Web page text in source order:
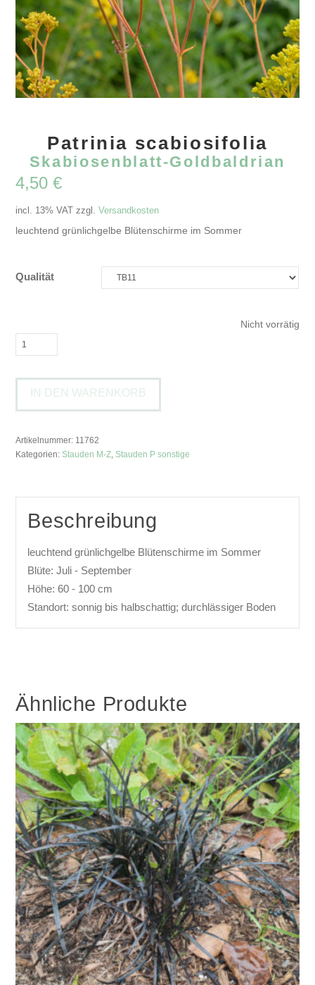
Patrinia scabiosifolia
Skabiosenblatt-Goldbaldrian
4,50€
incl. 13% VAT zzgl.Versandkosten
leuchtend grünlichgelbe Blütenschirme im Sommer
Qualität
Nicht vorrätig
Patrinia
Goldbaldrian
MengeIN DEN WARENKORB
Artikelnummer: 11762
Kategorien: Stauden M-Z Stauden P sonstige
Beschreibung
leuchtend grünlichgelbe Blütenschirme im Sommer
Blüte: Juli - September
Höhe: 60 - 100 cm
Standort: sonnig bis halbschattig; durchlässiger Boden
Ähnliche Produkte